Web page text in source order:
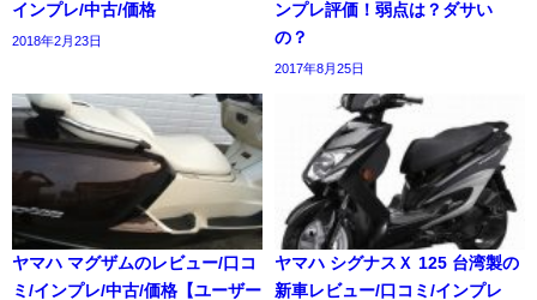
インプレ/中古/価格
2018年2月23日
ンプレ評価！弱点は？ダサい
の？
2017年8月25日
ヤマハ マグザムのレビュー/口コ
ミ/インプレ/中古/価格【ユーザー
ヤマハ シグナスＸ 125 台湾製の
新車レビュー/口コミ/インプレ